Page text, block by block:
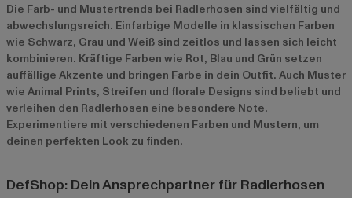
Die Farb- und Mustertrends bei Radlerhosen sind vielfältig und
abwechslungsreich. Einfarbige Modelle in klassischen Farben
wie Schwarz, Grau und Weiß sind zeitlos und lassen sich leicht
kombinieren. Kräftige Farben wie Rot, Blau und Grün setzen
auffällige Akzente und bringen Farbe in dein Outfit. Auch Muster
wie Animal Prints, Streifen und florale Designs sind beliebt und
verleihen den Radlerhosen eine besondere Note.
Experimentiere mit verschiedenen Farben und Mustern, um
deinen perfekten Look zu finden.
DefShop: Dein Ansprechpartner für Radlerhosen